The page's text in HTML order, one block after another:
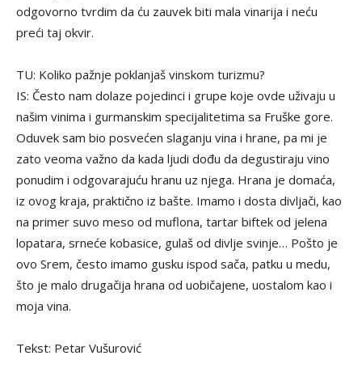
odgovorno tvrdim da ću zauvek biti mala vinarija i neću
preći taj okvir.
TU: Koliko pažnje poklanjaš vinskom turizmu?
IS: Često nam dolaze pojedinci i grupe koje ovde uživaju u
našim vinima i gurmanskim specijalitetima sa Fruške gore.
Oduvek sam bio posvećen slaganju vina i hrane, pa mi je
zato veoma važno da kada ljudi dođu da degustiraju vino
ponudim i odgovarajuću hranu uz njega. Hrana je domaća,
iz ovog kraja, praktično iz bašte. Imamo i dosta divljači, kao
na primer suvo meso od muflona, tartar biftek od jelena
lopatara, srneće kobasice, gulaš od divlje svinje… Pošto je
ovo Srem, često imamo gusku ispod sača, patku u medu,
što je malo drugačija hrana od uobičajene, uostalom kao i
moja vina.
Tekst: Petar Vušurović